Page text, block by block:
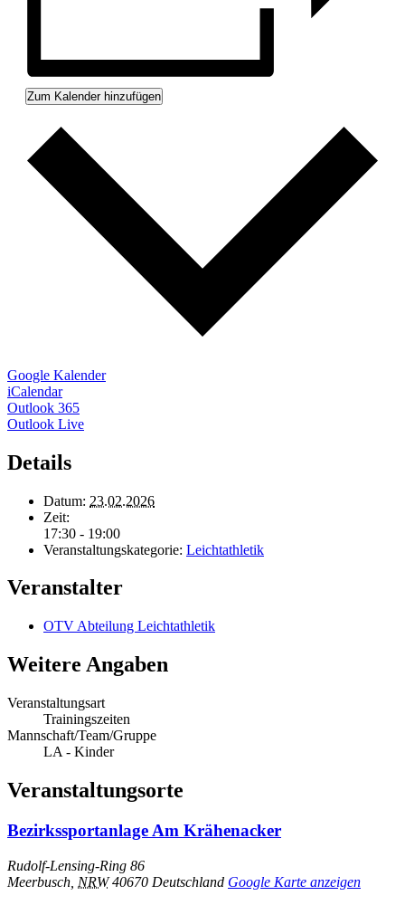
Zum Kalender hinzufügen
Google Kalender
iCalendar
Outlook 365
Outlook Live
Details
Datum: 23.02.2026
Zeit:
17:30 - 19:00
Veranstaltungskategorie: Leichtathletik
Veranstalter
OTV Abteilung Leichtathletik
Weitere Angaben
Veranstaltungsart
Trainingszeiten
Mannschaft/Team/Gruppe
LA - Kinder
Veranstaltungsorte
Bezirkssportanlage Am Krähenacker
Rudolf-Lensing-Ring 86
Meerbusch NRW 40670 Deutschland Google Karte anzeigen